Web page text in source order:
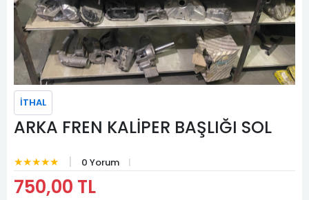
İTHAL
ARKA FREN KALİPER BAŞLIĞI SOL
★★★★★ 0 Yorum
750,00 TL